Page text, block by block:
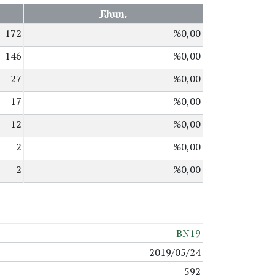
Ehun.
172
%0,00
146
%0,00
27
%0,00
17
%0,00
12
%0,00
2
%0,00
2 %0,00
BN19
2019/05/24
592